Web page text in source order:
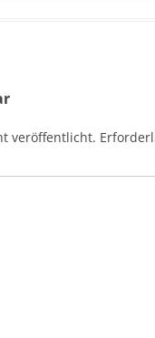
veröffentlicht.